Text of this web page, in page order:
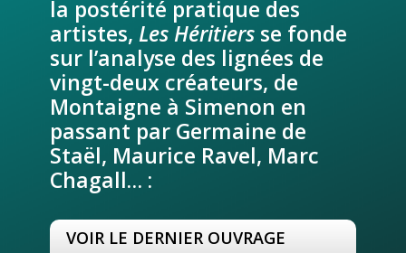
la postérité pratique des
artistes, Les Héritiersse fonde
sur l’analyse des lignées de
vingt-deux créateurs, de
Montaigne à Simenon en
passant par Germaine de
Staël, Maurice Ravel, Marc
Chagall… :
VOIR LE DERNIER OUVRAGE